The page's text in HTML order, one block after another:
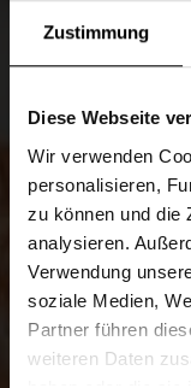
Zustimmung
Diese Webseite
Wir verwenden
personalisieren,
zu können und die
analysieren.
Verwendung
soziale Medien,
Partner führen
weiteren Daten
Teig geht
Anliegen,
haben wir
Postfach –
freuen uns
bearbeiten